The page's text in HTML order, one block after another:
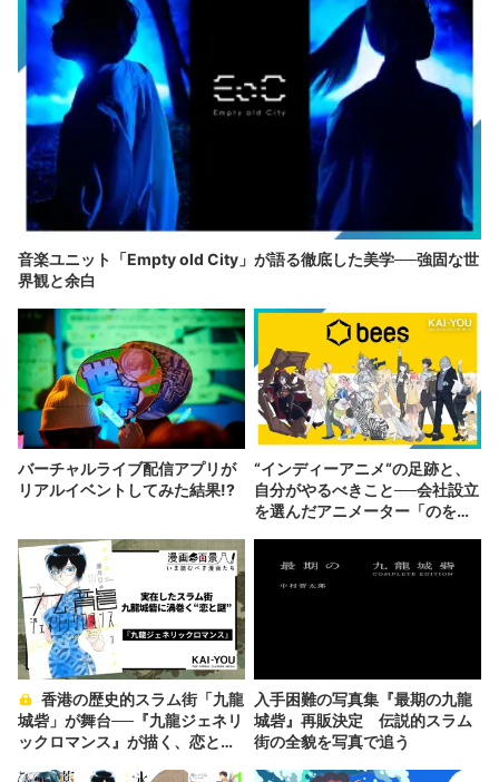
音楽ユニット「Empty old City」が語る徹底した美学──強固な世
界観と余白
バーチャルライブ配信アプリが
リアルイベントしてみた結果!?
“インディーアニメ“の足跡と、
自分がやるべきこと──会社設立
を選んだアニメーター「のを
城砦」が舞台──『九龍ジェネリ
ックロマンス』が描く、恋とデ
入手困難の写真集『最期の九龍
城砦』再販決定 伝説的スラム
街の全貌を写真で追う